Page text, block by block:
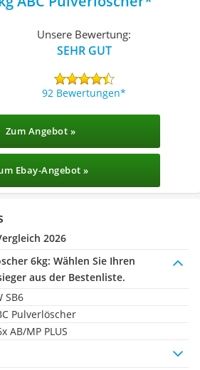
Unsere Bewertung:
SEHR GUT
92 Bewertungen
Zum Angebot »
Ebay-Angebot »
2026
6kg: Wählen Sie Ihren
aus der Bestenliste.
SB6
Pulverlöscher
AB/MP PLUS